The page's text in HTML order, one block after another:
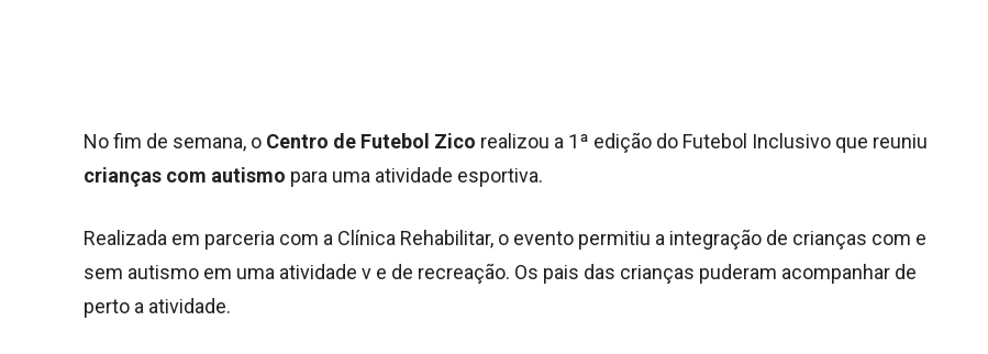
No fim de semana, o Centro de Futebol Zico realizou a 1ª edição do Futebol Inclusivo que reuniu
crianças com autismo para uma atividade esportiva.
Realizada em parceria com a Clínica Rehabilitar, o evento permitiu a integração de crianças com e
sem autismo em uma atividade v e de recreação. Os pais das crianças puderam acompanhar de
perto a atividade.